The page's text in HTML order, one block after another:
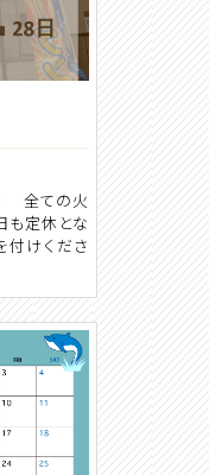
全ての火
も定休とな
付けくださ